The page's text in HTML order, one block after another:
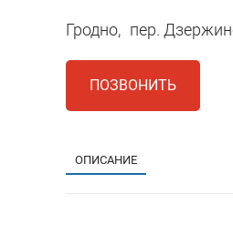
Гродно, пер.
ПОЗВОНИТЬ
ОПИСАНИЕ